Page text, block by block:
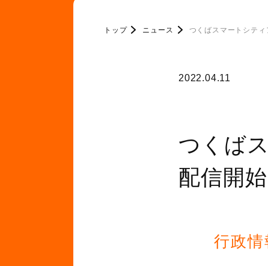
トップ ニュース つくばスマートシテ
2022.04.11
つくば
配信開始
行政